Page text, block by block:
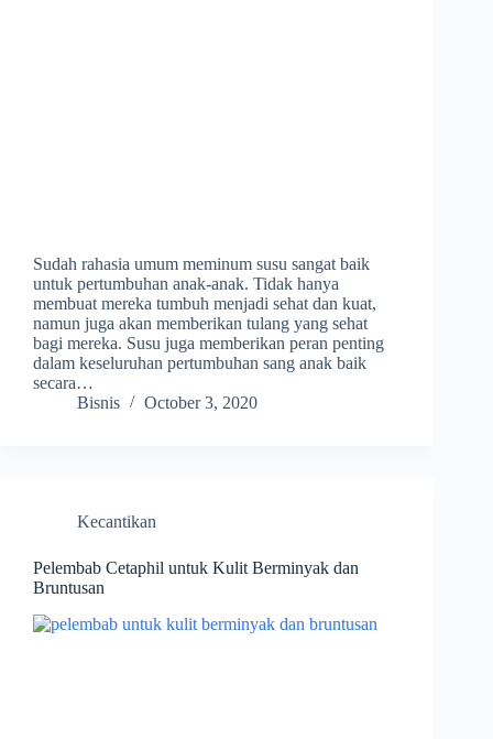
Sudah rahasia umum meminum susu sangat baik
untuk pertumbuhan anak-anak. Tidak hanya
membuat mereka tumbuh menjadi sehat dan kuat,
namun juga akan memberikan tulang yang sehat
bagi mereka. Susu juga memberikan peran penting
dalam keseluruhan pertumbuhan sang anak baik
secara…
Bisnis
October 3, 2020
Kecantikan
Pelembab Cetaphil untuk Kulit Berminyak dan
Bruntusan